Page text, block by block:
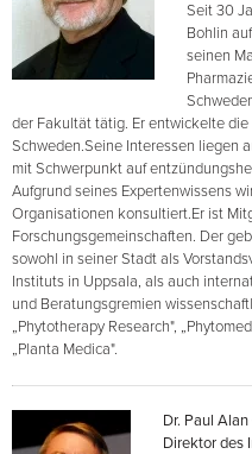
Seit 30
Bohlin
seinen
der Fakultät tätig. Er entwickelte
Schweden.Seine Interessen liegen
mit Schwerpunkt auf
Aufgrund seines Expertenwissens
Organisationen konsultiert.Er ist
Forschungsgemeinschaften. Der
sowohl in seiner Stadt als
Instituts in Uppsala, als auch
und Beratungsgremien
„Phytotherapy Research",
„Planta Medica".
Dr. Paul Alan
Direktor des